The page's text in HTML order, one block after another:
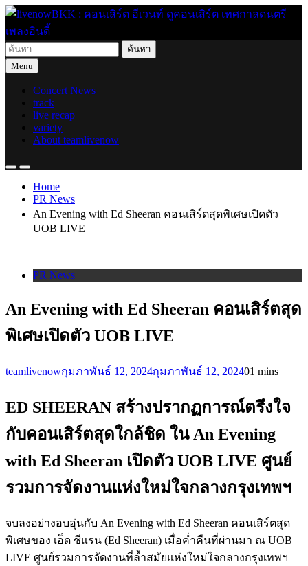
Skip
content
livenowBKK : คอนเสิร์ต อีเวนท์ ดูคอนเสิร์ต เทศกาลดนตรี เพลง
อินดี้
live for today
ค้นหา
สำหรับ:
Menu
Concert News
track
live recap
variety
About teamlivenow
Home
PR News
An Evening with Ed Sheeran คอนเสิร์ตสุดพิเศษเปิดตัว
UOB LIVE
PR News
An Evening with Ed Sheeran คอนเสิร์ตสุด
พิเศษเปิดตัว UOB LIVE
teamlivenowกุมภาพันธ์ 12, 2024กุมภาพันธ์ 12, 202401 mins
ED SHEERAN สร้างปรากฏการณ์ตรึงใจ
กับคอนเสิร์ตสุดใกล้ชิด ใน An Evening
with Ed Sheeran เปิดตัว UOB LIVE ศูนย์
รวมการจัดงานแห่งใหม่ใจกลางกรุงเทพฯ
จบลงอย่างอบอุ่นกับ An Evening with Ed Sheeran คอนเสิร์ตสุด
พิเศษของ เอ็ด ชีแรน (Ed Sheeran) เมื่อค่ำคืนที่ผ่านมา ณ UOB
LIVE ศูนย์รวมการจัดงานที่ล้ำสมัยแห่งใหม่ใจกลางกรุงเทพฯ